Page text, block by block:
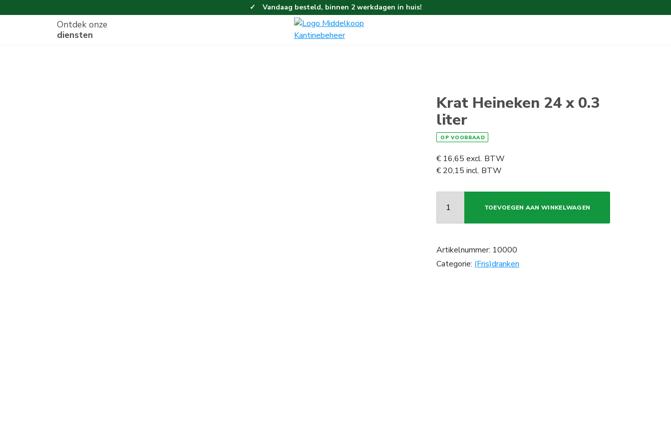
Vandaag besteld, binnen 2 werkdagen in huis!
Eenvoudig en gemakkelijk bestellen!
Gratis thuisbezorgd vanaf 100,-!
Ontdek onze
diensten
Krat Heineken 24 x 0.3
liter
OP VOORRAAD
€ 16,65 excl. BTW
€ 20,15 incl. BTW
TOEVOEGEN AAN WINKELWAGEN
Artikelnummer: 10000
Categorie: (Fris)dranken